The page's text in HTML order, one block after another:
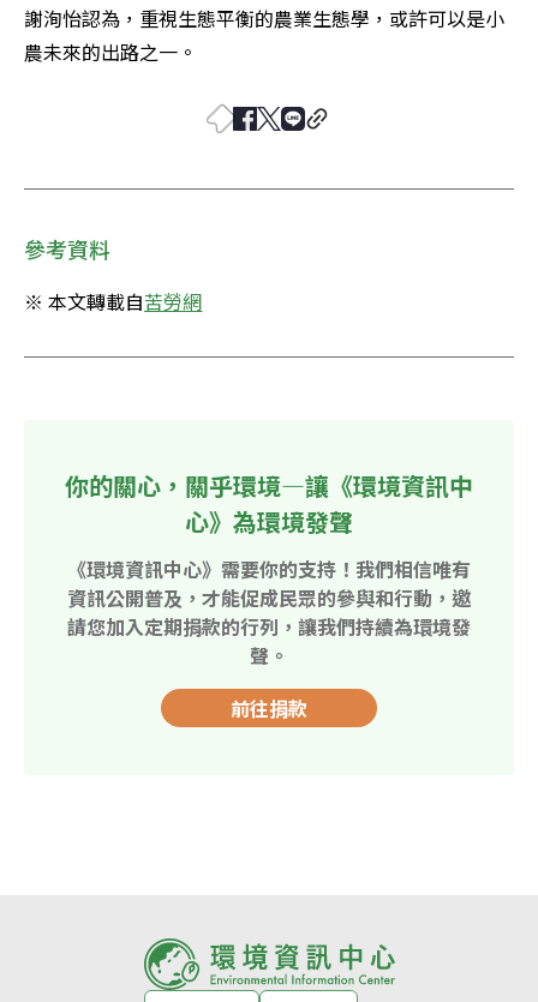
謝洵怡認為，重視生態平衡的農業生態學，或許可以是小
農未來的出路之一。
參考資料
※ 本文轉載自苦勞網
你的關心，關乎環境—讓《環境資訊中
心》為環境發聲
《環境資訊中心》需要你的支持！我們相信唯有
資訊公開普及，才能促成民眾的參與和行動，邀
請您加入定期捐款的行列，讓我們持續為環境發
聲。
前往捐款